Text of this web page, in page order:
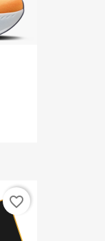
favorite_border